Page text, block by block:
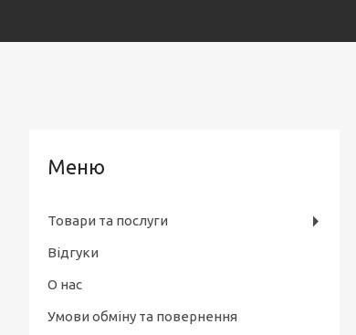
Товари та послуги
Відгуки
О нас
Умови обміну та повернення